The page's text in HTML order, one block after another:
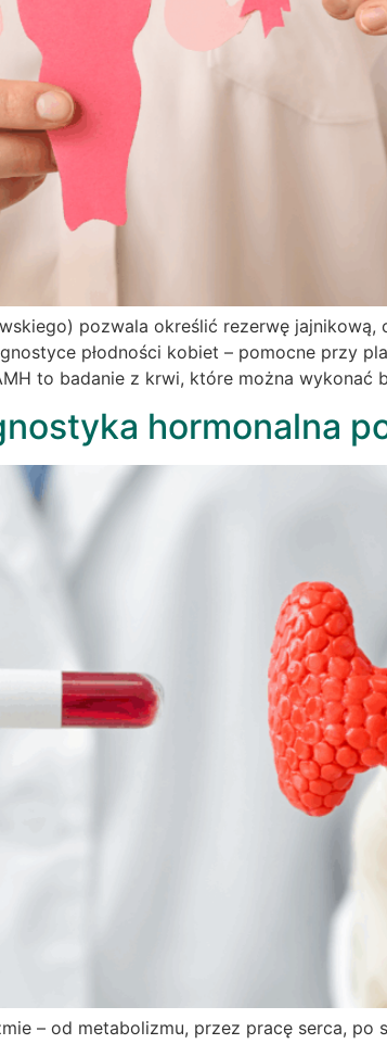
pozwala określić rezerwę
płodności kobiet – pomocne przy
to badanie z krwi, które można wykonać
hormonalna
– od metabolizmu, przez pracę serca,